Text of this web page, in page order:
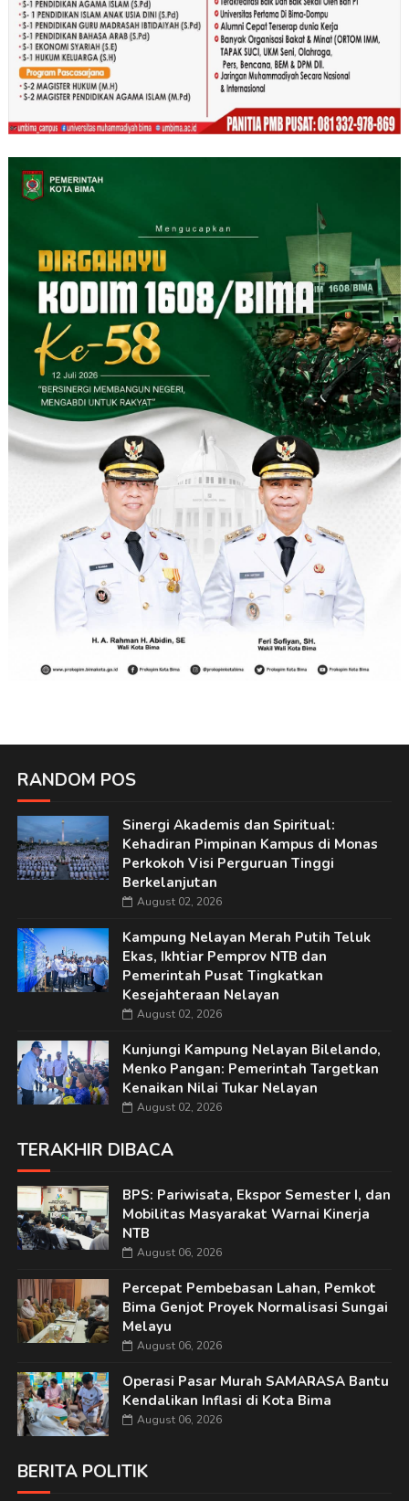
RANDOM POS
Sinergi Akademis dan Spiritual:
Kehadiran Pimpinan Kampus di Monas
Perkokoh Visi Perguruan Tinggi
Berkelanjutan
August 02, 2026
Kampung Nelayan Merah Putih Teluk
Ekas, Ikhtiar Pemprov NTB dan
Pemerintah Pusat Tingkatkan
Kesejahteraan Nelayan
August 02, 2026
Kunjungi Kampung Nelayan Bilelando,
Menko Pangan: Pemerintah Targetkan
Kenaikan Nilai Tukar Nelayan
August 02, 2026
TERAKHIR DIBACA
BPS: Pariwisata, Ekspor Semester I, dan
Mobilitas Masyarakat Warnai Kinerja
NTB
August 06, 2026
Percepat Pembebasan Lahan, Pemkot
Bima Genjot Proyek Normalisasi Sungai
Melayu
August 06, 2026
Operasi Pasar Murah SAMARASA Bantu
Kendalikan Inflasi di Kota Bima
August 06, 2026
BERITA POLITIK